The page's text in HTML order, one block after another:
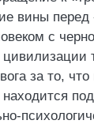
вины перед
с
цивилизации
за то, что